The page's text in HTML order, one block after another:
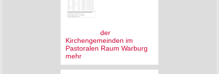
der
Kirchengemeinden im
Pastoralen Raum Warburg
mehr